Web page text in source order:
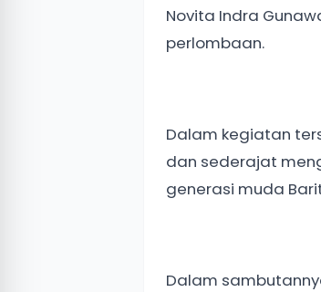
Novita Indra
perlombaan.
Dalam kegiatan
dan sederajat
generasi muda
Dalam